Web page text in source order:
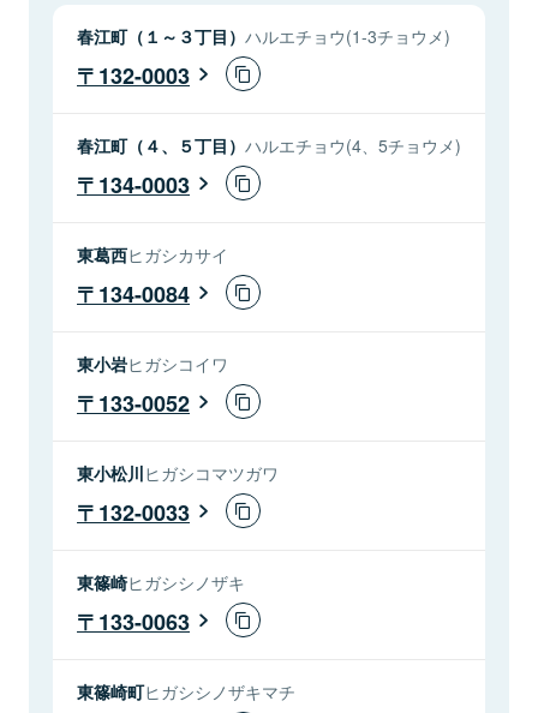
春江町（１～３丁目） ハルエチョウ(1-3チョウメ)
132-0003
春江町（４、５丁目） ハルエチョウ(4、5チョウメ)
134-0003
東葛西ヒガシカサイ
134-0084
東小岩ヒガシコイワ
133-0052
東小松川ヒガシコマツガワ
132-0033
東篠崎ヒガシシノザキ
133-0063
東篠崎町ヒガシシノザキマチ